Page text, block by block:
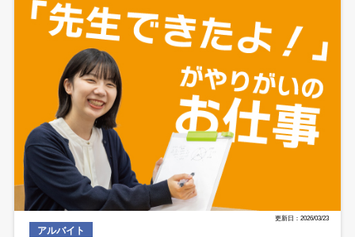
更新日：2026/03/23
アルバイト